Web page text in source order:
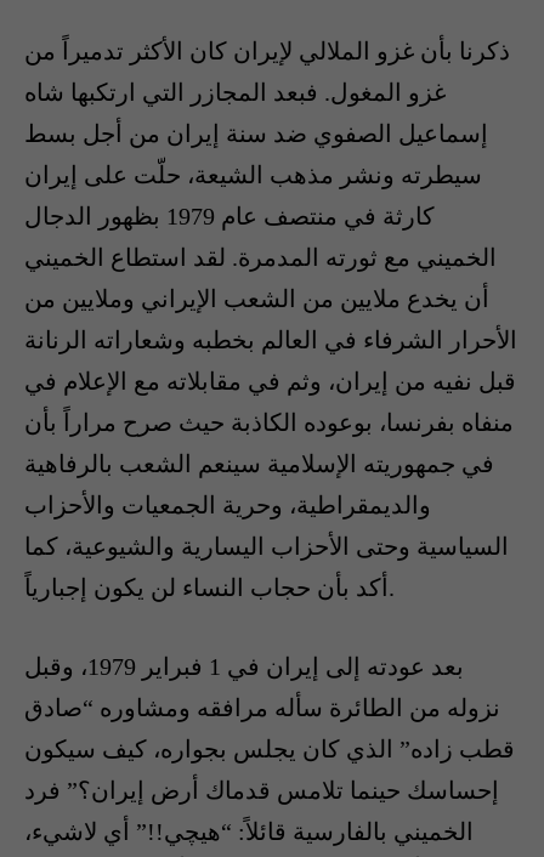
ذكرنا بأن غزو الملالي لإيران كان الأكثر تدميراً من
غزو المغول. فبعد المجازر التي ارتكبها شاه
إسماعيل الصفوي ضد سنة إيران من أجل بسط
سيطرته ونشر مذهب الشيعة، حلّت على إيران
كارثة في منتصف عام 1979 بظهور الدجال
الخميني مع ثورته المدمرة. لقد استطاع الخميني
أن يخدع ملايين من الشعب الإيراني وملايين من
الأحرار الشرفاء في العالم بخطبه وشعاراته الرنانة
قبل نفيه من إيران، وثم في مقابلاته مع الإعلام في
منفاه بفرنسا، بوعوده الكاذبة حيث صرح مراراً بأن
في جمهوريته الإسلامية سينعم الشعب بالرفاهية
والديمقراطية، وحرية الجمعيات والأحزاب
السياسية وحتى الأحزاب اليسارية والشيوعية، كما
أكد بأن حجاب النساء لن يكون إجبارياً.
بعد عودته إلى إيران في 1 فبراير 1979، وقبل
نزوله من الطائرة سأله مرافقه ومشاوره “صادق
قطب زاده” الذي كان يجلس بجواره، كيف سيكون
إحساسك حينما تلامس قدماك أرض إيران؟” فرد
الخميني بالفارسية قائلاً: “هيچي!!” أي لاشيء،